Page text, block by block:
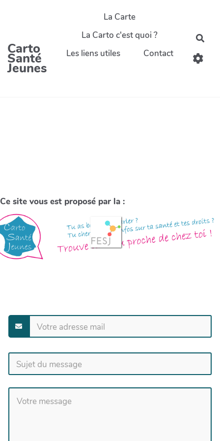
Carto
Santé
Jeunes
La Carte
La Carto c'est quoi ?
Les liens utiles
Contact
Ce site vous est proposé par la :